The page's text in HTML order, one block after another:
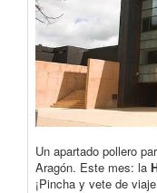
Un apartado pollero
Aragón. Este mes: la
¡Pincha y vete de